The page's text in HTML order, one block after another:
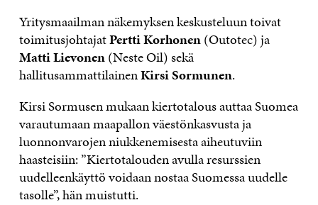
Yritysmaailman näkemyksen keskusteluun toivat
toimitusjohtajatPertti Korhonen(Outotec) ja
Matti Lievonen(Neste Oil) sekä
hallitusammattilainenKirsi Sormunen.
Kirsi Sormusen mukaan kiertotalous auttaa Suomea
varautumaan maapallon väestönkasvusta ja
luonnonvarojen niukkenemisesta aiheutuviin
haasteisiin: ”Kiertotalouden avulla resurssien
uudelleenkäyttö voidaan nostaa Suomessa uudelle
tasolle”, hän muistutti.